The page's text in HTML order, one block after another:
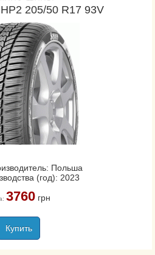
205/50 R17 93V
Польша
(год): 2023
3760грн
Купить